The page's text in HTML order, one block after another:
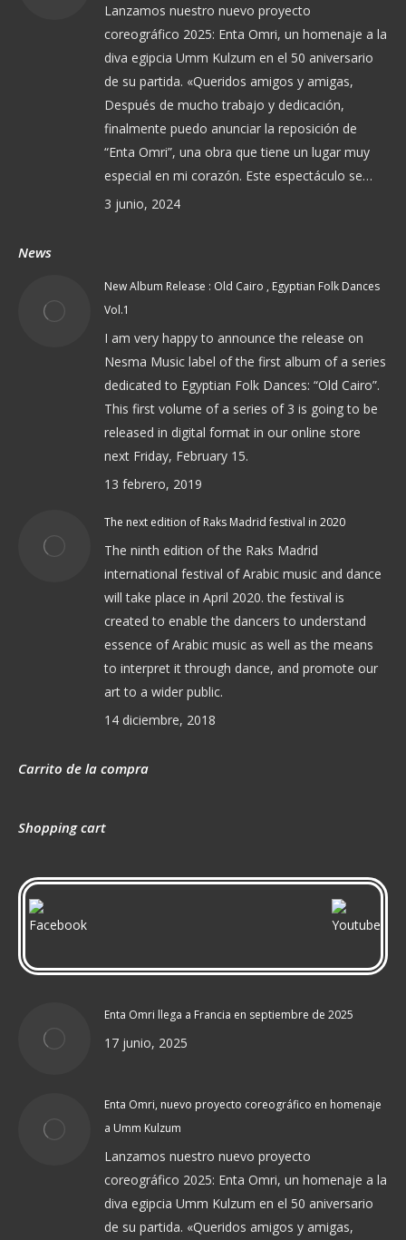
Lanzamos nuestro nuevo proyecto
coreográfico 2025: Enta Omri, un homenaje a la
diva egipcia Umm Kulzum en el 50 aniversario
de su partida. «Queridos amigos y amigas,
Después de mucho trabajo y dedicación,
finalmente puedo anunciar la reposición de
“Enta Omri”, una obra que tiene un lugar muy
especial en mi corazón. Este espectáculo se…
3 junio, 2024
News
New Album Release : Old Cairo , Egyptian Folk Dances
Vol.1
I am very happy to announce the release on
Nesma Music label of the first album of a series
dedicated to Egyptian Folk Dances: “Old Cairo”.
This first volume of a series of 3 is going to be
released in digital format in our online store
next Friday, February 15.
13 febrero, 2019
The next edition of Raks Madrid festival in 2020
The ninth edition of the Raks Madrid
international festival of Arabic music and dance
will take place in April 2020. the festival is
created to enable the dancers to understand
essence of Arabic music as well as the means
to interpret it through dance, and promote our
art to a wider public.
14 diciembre, 2018
Carrito de la compra
Shopping cart
Enta Omri llega a Francia en septiembre de 2025
17 junio, 2025
Enta Omri, nuevo proyecto coreográfico en homenaje
a Umm Kulzum
Lanzamos nuestro nuevo proyecto
coreográfico 2025: Enta Omri, un homenaje a la
diva egipcia Umm Kulzum en el 50 aniversario
de su partida. «Queridos amigos y amigas,